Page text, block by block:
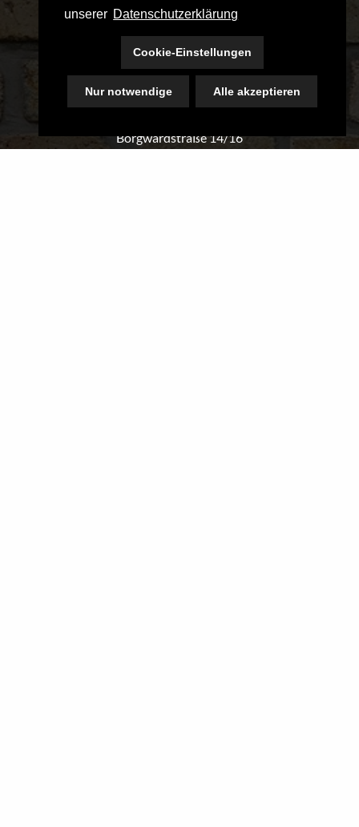
unserer Datenschutzerklärung
Cookie-Einstellungen
Nur notwendige Alle akzeptieren
Borgwardstraße 14/16